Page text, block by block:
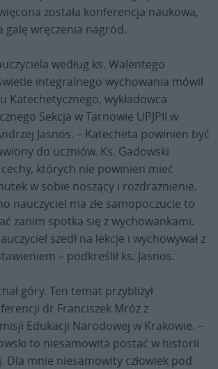
została konferencja naukowa,
galę wręczenia nagród.
według ks. Walentego
integralnego wychowania mówił
Katechetycznego, wykładowca
Sekcja w Tarnowie UPJPII w
Jasnos. – Katecheta powinien być
do uczniów. Ks. Gadowski
cechy, których nie powinien mieć
w sobie noszący i rozdrażnienie.
nauczyciel ma złe samopoczucie to
zanim spotka się z wychowankami.
szedł na lekcje i wychowywał z
– podkreślił ks. Jasnos.
góry. Ten temat przybliżył
dr Franciszek Mróz z
Edukacji Narodowej w Krakowie. –
to niesamowita postać w historii
Dla mnie niesamowity człowiek pod